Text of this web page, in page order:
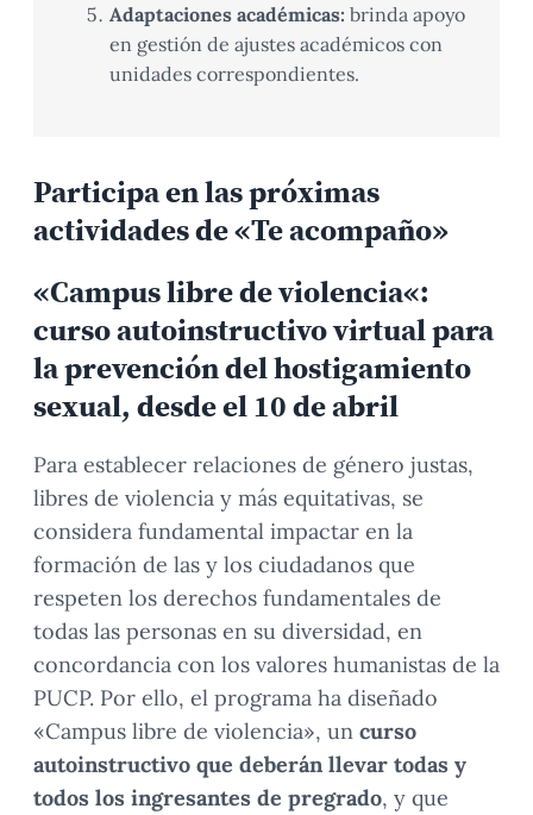
Adaptaciones académicas: brinda apoyo
en gestión de ajustes académicos con
unidades correspondientes.
Participa en las próximas
actividades de «Te acompaño»
«Campus libre de violencia«:
curso autoinstructivo virtual para
la prevención del hostigamiento
sexual, desde el 10 de abril
Para establecer relaciones de género justas,
libres de violencia y más equitativas, se
considera fundamental impactar en la
formación de las y los ciudadanos que
respeten los derechos fundamentales de
todas las personas en su diversidad, en
concordancia con los valores humanistas de la
PUCP. Por ello, el programa ha diseñado
«Campus libre de violencia», un curso
autoinstructivo que deberán llevar todas y
todos los ingresantes de pregrado, y que